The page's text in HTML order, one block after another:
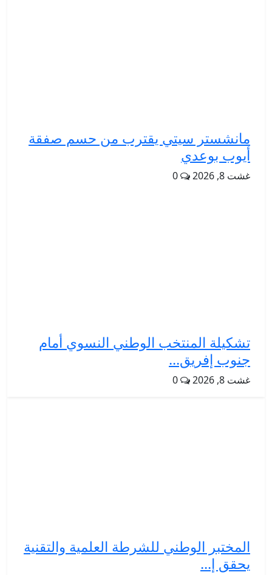
مانشستر سيتي يقترب من حسم صفقة
أيوب بوعدي
غشت 8, 2026 0
تشكيلة المنتخب الوطني النسوي أمام
جنوب إفريق...
غشت 8, 2026 0
المختبر الوطني للشرطة العلمية والتقنية
يحقق إ...